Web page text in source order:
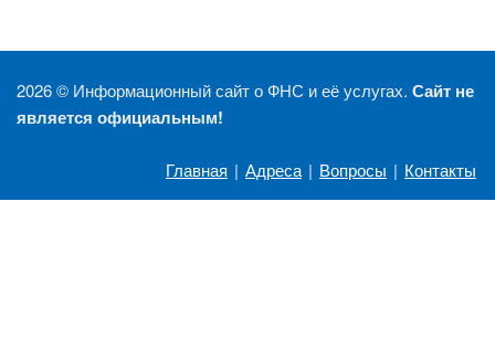
2026 © Информационный сайт о ФНС и её услугах. Сайт не
является официальным!
Главная | Адреса | Вопросы | Контакты